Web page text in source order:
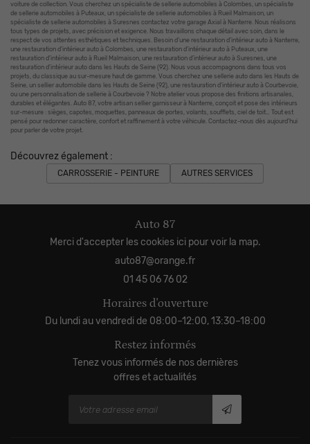
voiture de collection. Vous cherchez un spécialiste de sellerie automobiles à Colombes, un spécialiste
de sellerie automobiles à Puteaux, un spécialiste de sellerie automobiles à Rueil Malmaison, un
spécialiste de sellerie automobiles à Suresnes contactez votre garage Axial à Nanterre. Nous réalisons
tous types de projets, avec précision et exigence. Nous travaillons chaque détail avec soin, dans le
respect de vos attentes esthétiques et techniques. Besoin d’une restauration d’intérieur auto à Nanterre,
une restauration d’intérieur auto à Colombes, une restauration d’intérieur auto à Puteaux, une
restauration d’intérieur auto à Rueil Malmaison, une restauration d’intérieur auto à Suresnes, une
restauration d’intérieur auto dans les Hauts de Seine (92). Nous vous accompagnons dans tous vos
projets, du classique au sur-mesure haut de gamme. Vous cherchez une sellerie auto dans les Hauts de
Seine, un sellier automobile dans les Hauts de Seine (92), une restauration d’intérieur auto à Courbevoie,
ou une personnalisation de sellerie à Courbevoie ? Notre atelier vous propose des finitions artisanales,
durables et élégantes. Auto 87, votre artisan sellier garnisseur à Nanterre, conçoit et pose des intérieurs
sur-mesure : sièges, capotes, moquettes, panneaux de portes, volants, soufflets, ciel de toit… Tout est
pensé pour redonner caractère, confort et raffinement à votre véhicule. Contactez-nous dès aujourd’hui
pour parler de votre projet.
Découvrez également :
CARROSSERIE - PEINTURE AUTRES SERVICES
Auto 87
Merci d'accepter les cookies icipour voir la map.
01 45 06 76 02
Horaires d'ouverture
Du lundi au vendredi de 08:00–12:00, 13:30–18:00
Restez informés
Tenez vous informés de nos dernières
offres et actualités